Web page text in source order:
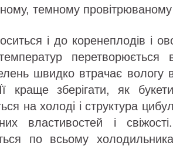
темному провітрюваному
і до коренеплодів і
швидко втрачає вологу
краще зберігати, як
на холоді і структура
властивостей і
по всьому